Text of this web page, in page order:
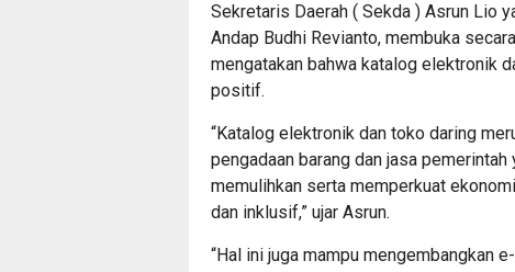
Sekretaris Daerah ( Sekda ) Asrun Lio
Andap Budhi Revianto, membuka
mengatakan bahwa katalog elektronik
positif.
“Katalog elektronik dan toko daring
pengadaan barang dan jasa
memulihkan serta memperkuat
dan inklusif,” ujar Asrun.
“Hal ini juga mampu mengembangkan